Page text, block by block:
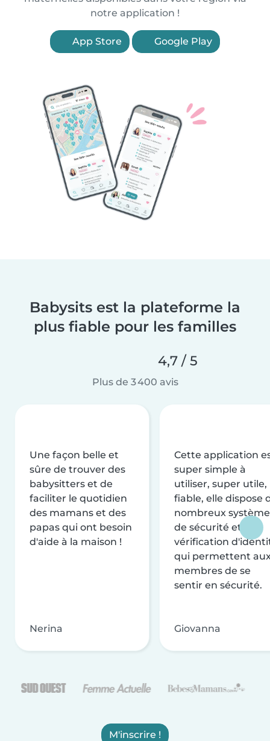
notre application !
App Store Google Play
Babysits est la plateforme la
plus fiable pour les familles
4,7 / 5
Plus de 3 400 avis
Une façon belle et
sûre de trouver des
babysitters et de
faciliter le quotidien
des mamans et des
papas qui ont besoin
d'aide à la maison !
Nerina
Cette application
super simple à
utiliser, super utile,
fiable, elle dispose
nombreux
de sécurité et de
vérification
qui permettent
membres de se
sentir en sécurité.
Giovanna
M'inscrire !